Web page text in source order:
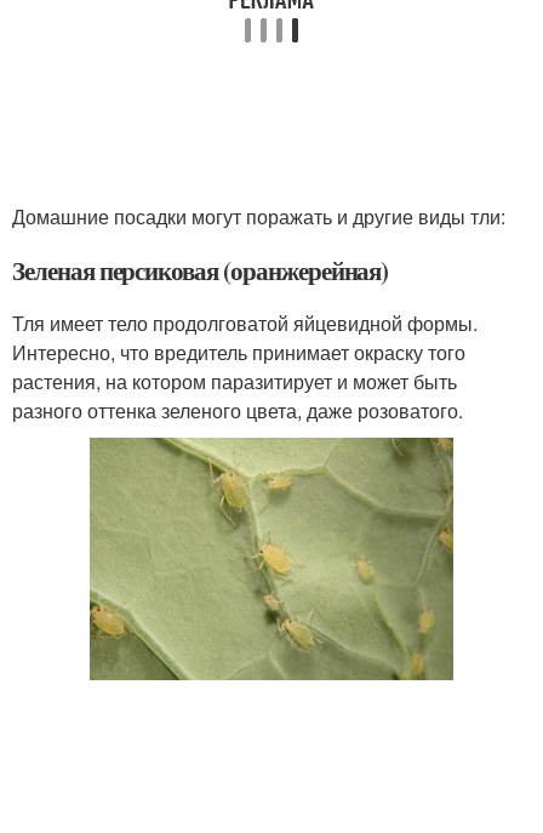
Домашние посадки могут поражать и другие виды тли:
Зеленая персиковая (оранжерейная)
Тля имеет тело продолговатой яйцевидной формы.
Интересно, что вредитель принимает окраску того
растения, на котором паразитирует и может быть
разного оттенка зеленого цвета, даже розоватого.